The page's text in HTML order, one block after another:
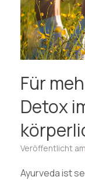
Für
Detox
Veröffentlicht am
Ayurveda ist